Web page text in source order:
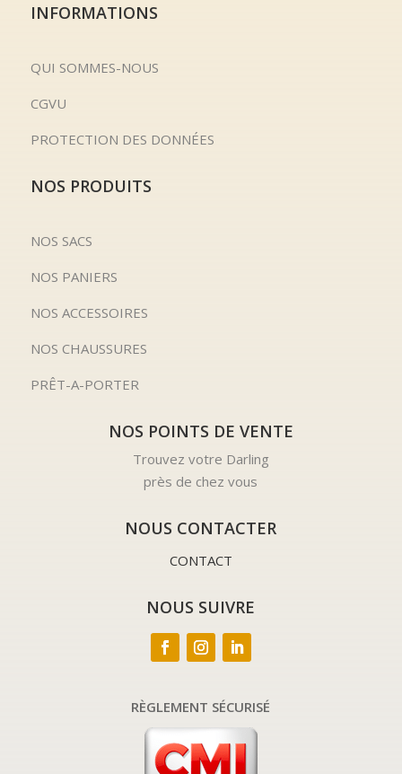
INFORMATIONS
QUI SOMMES-NOUS
CGVU
PROTECTION DES DONNÉES
NOS PRODUITS
NOS SACS
NOS PANIERS
NOS ACCESSOIRES
NOS CHAUSSURES
PRÊT-A-PORTER
NOS POINTS DE VENTE
Trouvez votre Darling
près de chez vous
NOUS CONTACTER
CONTACT
NOUS SUIVRE
RÈGLEMENT SÉCURISÉ